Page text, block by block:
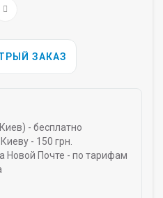
ЗАКАЗ
- бесплатно
- 150 грн.
Новой Почте - по тарифам